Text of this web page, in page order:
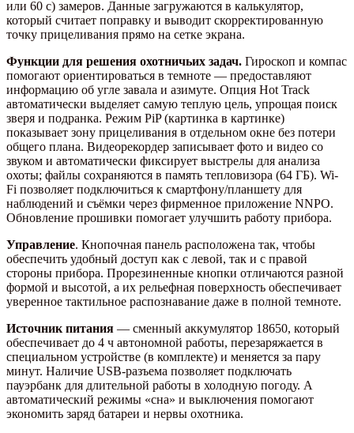
или 60 с) замеров. Данные загружаются в калькулятор,
который считает поправку и выводит скорректированную
точку прицеливания прямо на сетке экрана.
Функции для решения охотничьих задач. Гироскоп и компас
помогают ориентироваться в темноте — предоставляют
информацию об угле завала и азимуте. Опция Hot Track
автоматически выделяет самую теплую цель, упрощая поиск
зверя и подранка. Режим PiP (картинка в картинке)
показывает зону прицеливания в отдельном окне без потери
общего плана. Видеорекордер записывает фото и видео со
звуком и автоматически фиксирует выстрелы для анализа
охоты; файлы сохраняются в память тепловизора (64 ГБ). Wi-
Fi позволяет подключиться к смартфону/планшету для
наблюдений и съёмки через фирменное приложение NNPO.
Обновление прошивки помогает улучшить работу прибора.
Управление. Кнопочная панель расположена так, чтобы
обеспечить удобный доступ как с левой, так и с правой
стороны прибора. Прорезиненные кнопки отличаются разной
формой и высотой, а их рельефная поверхность обеспечивает
уверенное тактильное распознавание даже в полной темноте.
Источник питания — сменный аккумулятор 18650, который
обеспечивает до 4 ч автономной работы, перезаряжается в
специальном устройстве (в комплекте) и меняется за пару
минут. Наличие USB-разъема позволяет подключать
пауэрбанк для длительной работы в холодную погоду. А
автоматический режимы «сна» и выключения помогают
экономить заряд батареи и нервы охотника.